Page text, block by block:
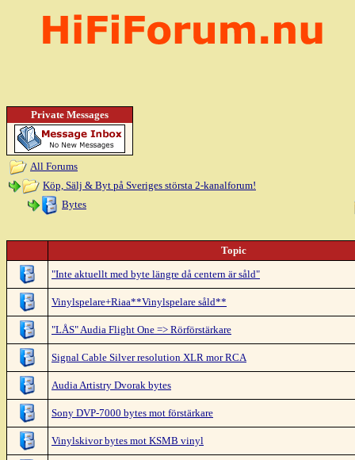
Private Messages
All Forums
Köp, Sälj & Byt på Sveriges största 2-kanalforum!
Bytes
Topic
"Inte aktuellt med byte längre då centern är såld"
Vinylspelare+Riaa**Vinylspelare såld**
"LÅS" Audia Flight One => Rörförstärkare
Signal Cable Silver resolution XLR mor RCA
Audia Artistry Dvorak bytes
Sony DVP-7000 bytes mot förstärkare
Vinylskivor bytes mot KSMB vinyl